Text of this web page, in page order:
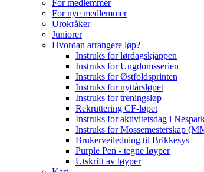
For medlemmer
For nye medlemmer
Urokråker
Juniorer
Hvordan arrangere løp?
Instruks for lørdagskjappen
Instruks for Ungdomsserien
Instruks for Østfoldsprinten
Instruks for nyttårsløpet
Instruks for treningsløp
Rekruttering CF-løpet
Instruks for aktivitetsdag i
Instruks for Mossemesterskap
Brukerveiledning til Brikkesys
Purple Pen - tegne løyper
Utskrift av løyper